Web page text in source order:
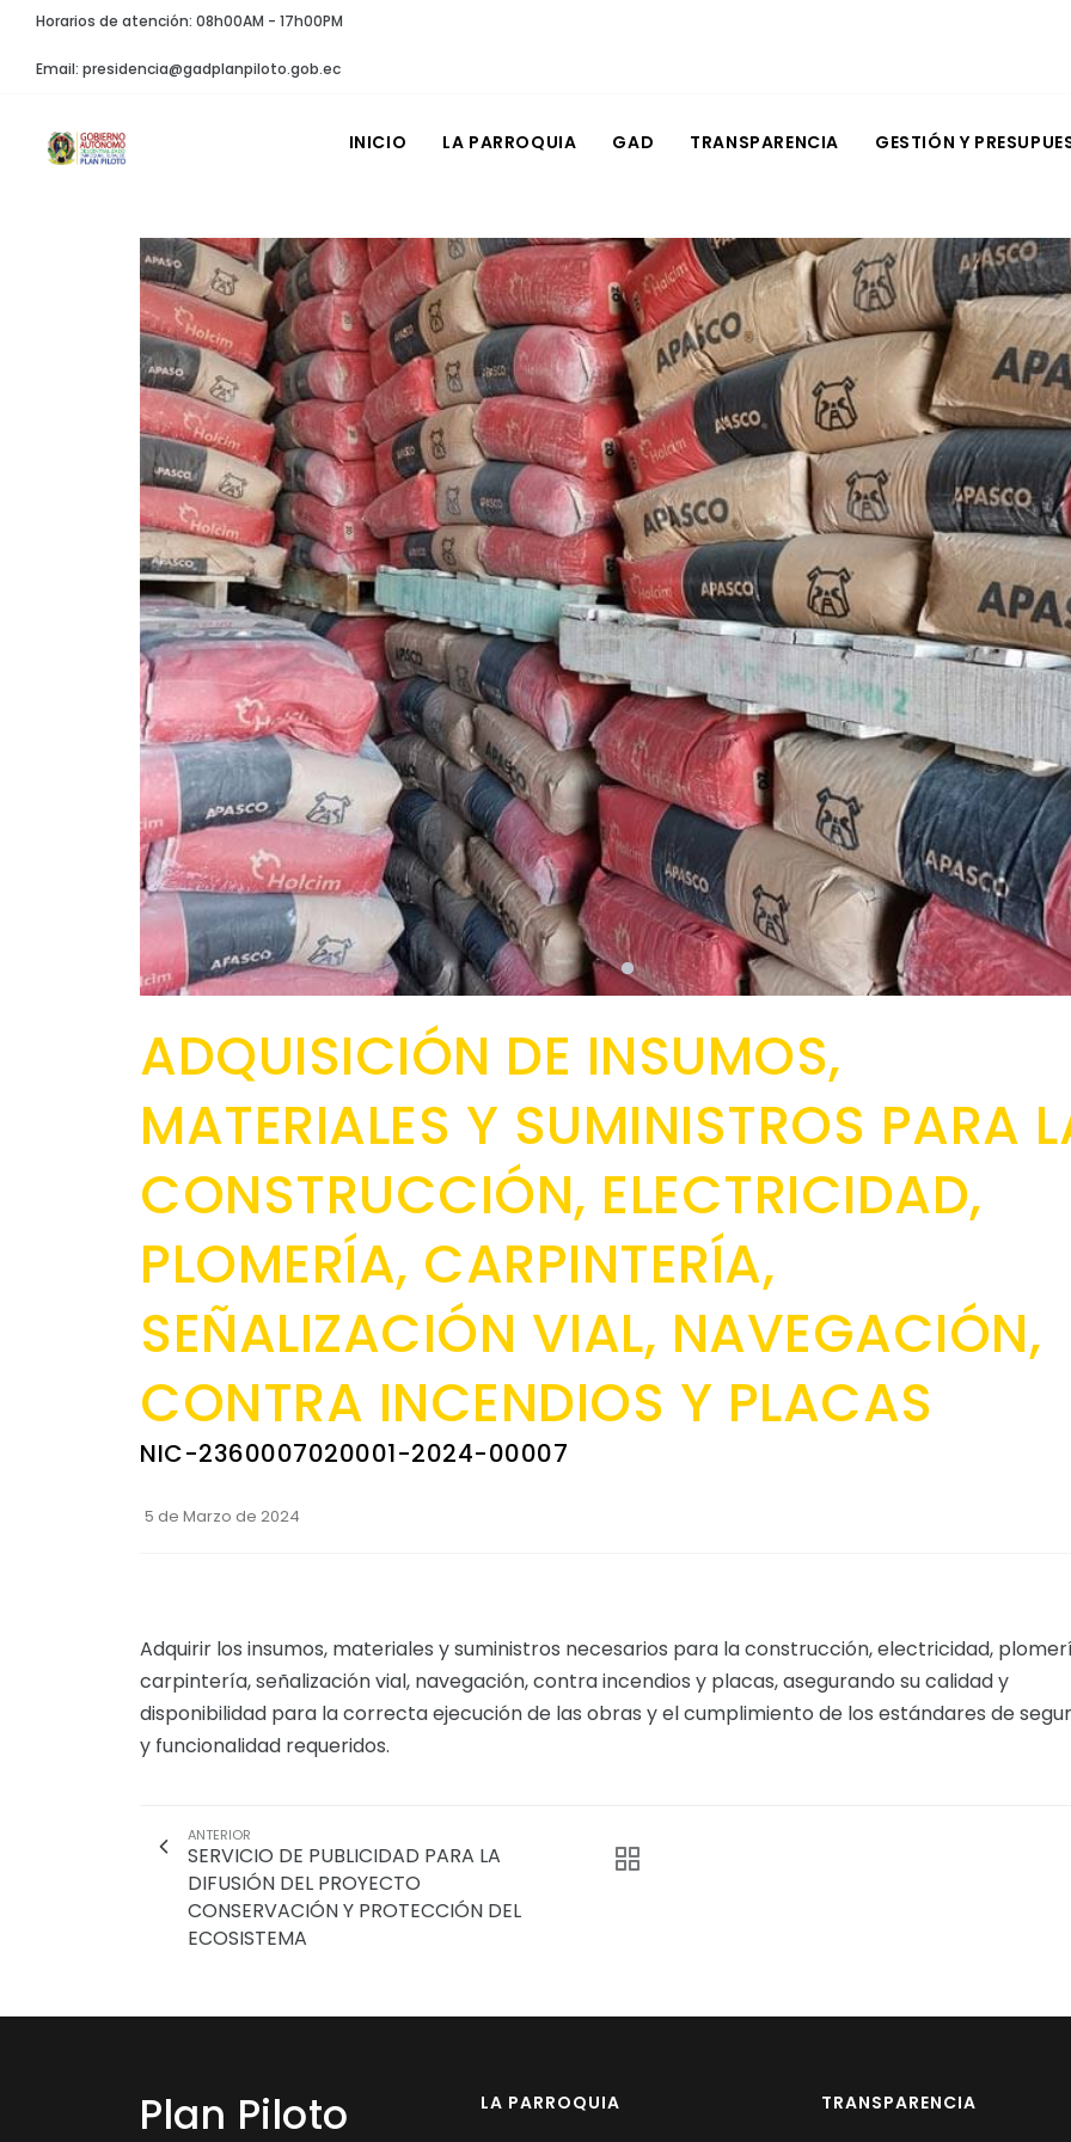
Horarios de atención: 08h00AM - 17h00PM
Email: presidencia@gadplanpiloto.gob.ec
INICIO LA PARROQUIA GAD TRANSPARENCIA GESTIÓN Y
ADQUISICIÓN DE INSUMOS,
MATERIALES Y SUMINISTROS PARA
CONSTRUCCIÓN, ELECTRICIDAD,
PLOMERÍA, CARPINTERÍA,
SEÑALIZACIÓN VIAL, NAVEGACIÓN,
CONTRA INCENDIOS Y PLACAS
NIC-2360007020001-2024-00007
5 de Marzo de 2024
Adquirir los insumos, materiales y suministros necesarios para la construcción, electricidad,
carpintería, señalización vial, navegación, contra incendios y placas, asegurando su calidad y
disponibilidad para la correcta ejecución de las obras y el cumplimiento de los estándares de
y funcionalidad requeridos.
ANTERIOR
SERVICIO DE PUBLICIDAD PARA LA
DIFUSIÓN DEL PROYECTO
CONSERVACIÓN Y PROTECCIÓN DEL
ECOSISTEMA
Plan Piloto LA PARROQUIA TRANSPARENCIA